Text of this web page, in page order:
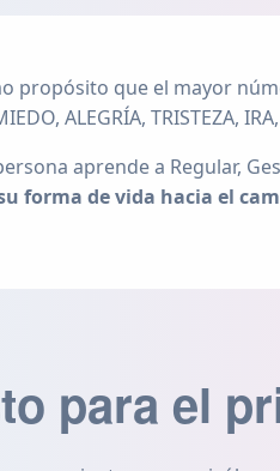
propósito que el mayor
ALEGRÍA, TRISTEZA, IRA,
aprende a Regular,
forma de vida hacia el
para el